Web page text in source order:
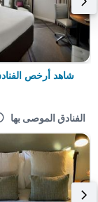
شاهد أرخص
الفنادق الموصى بها